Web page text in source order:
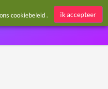
/ Register
cookiebeleid. ik accepteer